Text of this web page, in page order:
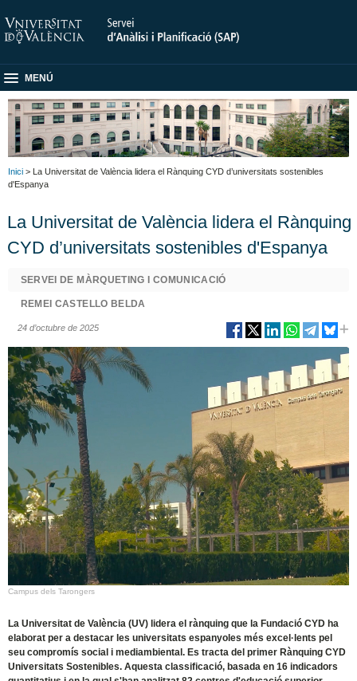
MENÚ
Inici > La Universitat de València lidera el Rànquing CYD d’universitats sostenibles
d'Espanya
La Universitat de València lidera el Rànquing
CYD d’universitats sostenibles d'Espanya
SERVEI DE MÀRQUETING I COMUNICACIÓ
REMEI CASTELLO BELDA
24 d’octubre de 2025
Campus dels Tarongers
La Universitat de València (UV) lidera el rànquing que la Fundació CYD ha
elaborat per a destacar les universitats espanyoles més excel·lents pel
seu compromís social i mediambiental. Es tracta del primer Rànquing CYD
Universitats Sostenibles. Aquesta classificació, basada en 16 indicadors